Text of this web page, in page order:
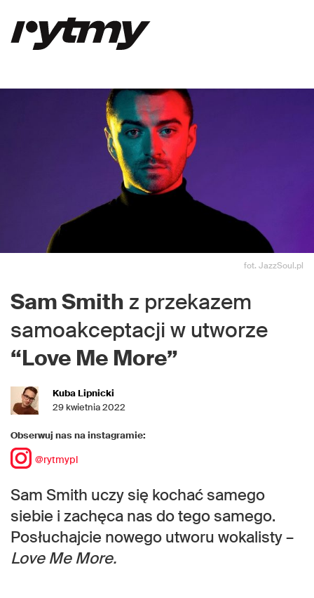
fot. JazzSoul.pl
Sam Smith z przekazem
samoakceptacji w utworze
“Love Me More”
Kuba Lipnicki
29 kwietnia 2022
Obserwuj nas na instagramie:
@rytmypl
Sam Smith uczy się kochać samego
siebie i zachęca nas do tego samego.
Posłuchajcie nowego utworu wokalisty –
Love Me More.